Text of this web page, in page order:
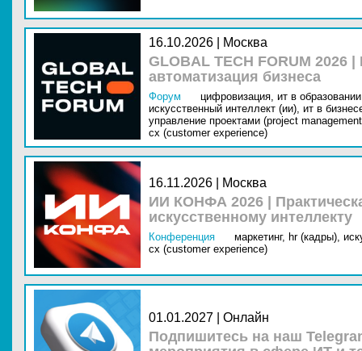
16.10.2026 | Москва
GLOBAL TECH FORUM
автоматизация бизнеса
Форум цифровизация, ит в
искусственный интеллект (ии), ит в
управление проектами (project
cx (customer experience)
16.11.2026 | Москва
ИИ КОНФА 2026 |
искусственному интеллекту
Конференция маркетинг, hr (кадры),
cx (customer experience)
01.01.2027 | Онлайн
Подпишитесь на наш